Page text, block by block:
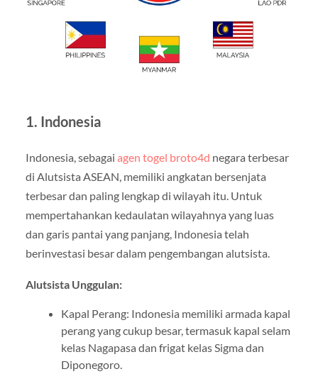
1. Indonesia
Indonesia, sebagai agen togel broto4d negara terbesar
di Alutsista ASEAN, memiliki angkatan bersenjata
terbesar dan paling lengkap di wilayah itu. Untuk
mempertahankan kedaulatan wilayahnya yang luas
dan garis pantai yang panjang, Indonesia telah
berinvestasi besar dalam pengembangan alutsista.
Alutsista Unggulan:
Kapal Perang: Indonesia memiliki armada kapal
perang yang cukup besar, termasuk kapal selam
kelas Nagapasa dan frigat kelas Sigma dan
Diponegoro.